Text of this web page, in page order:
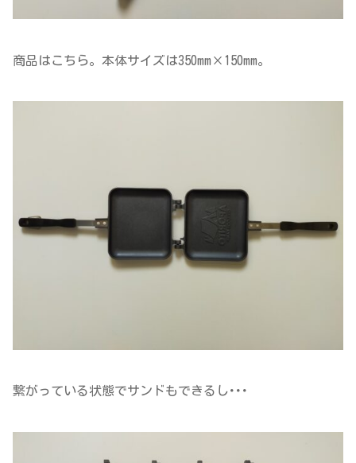
商品はこちら。本体サイズは350mm×150mm。
繋がっている状態でサンドもできるし･･･